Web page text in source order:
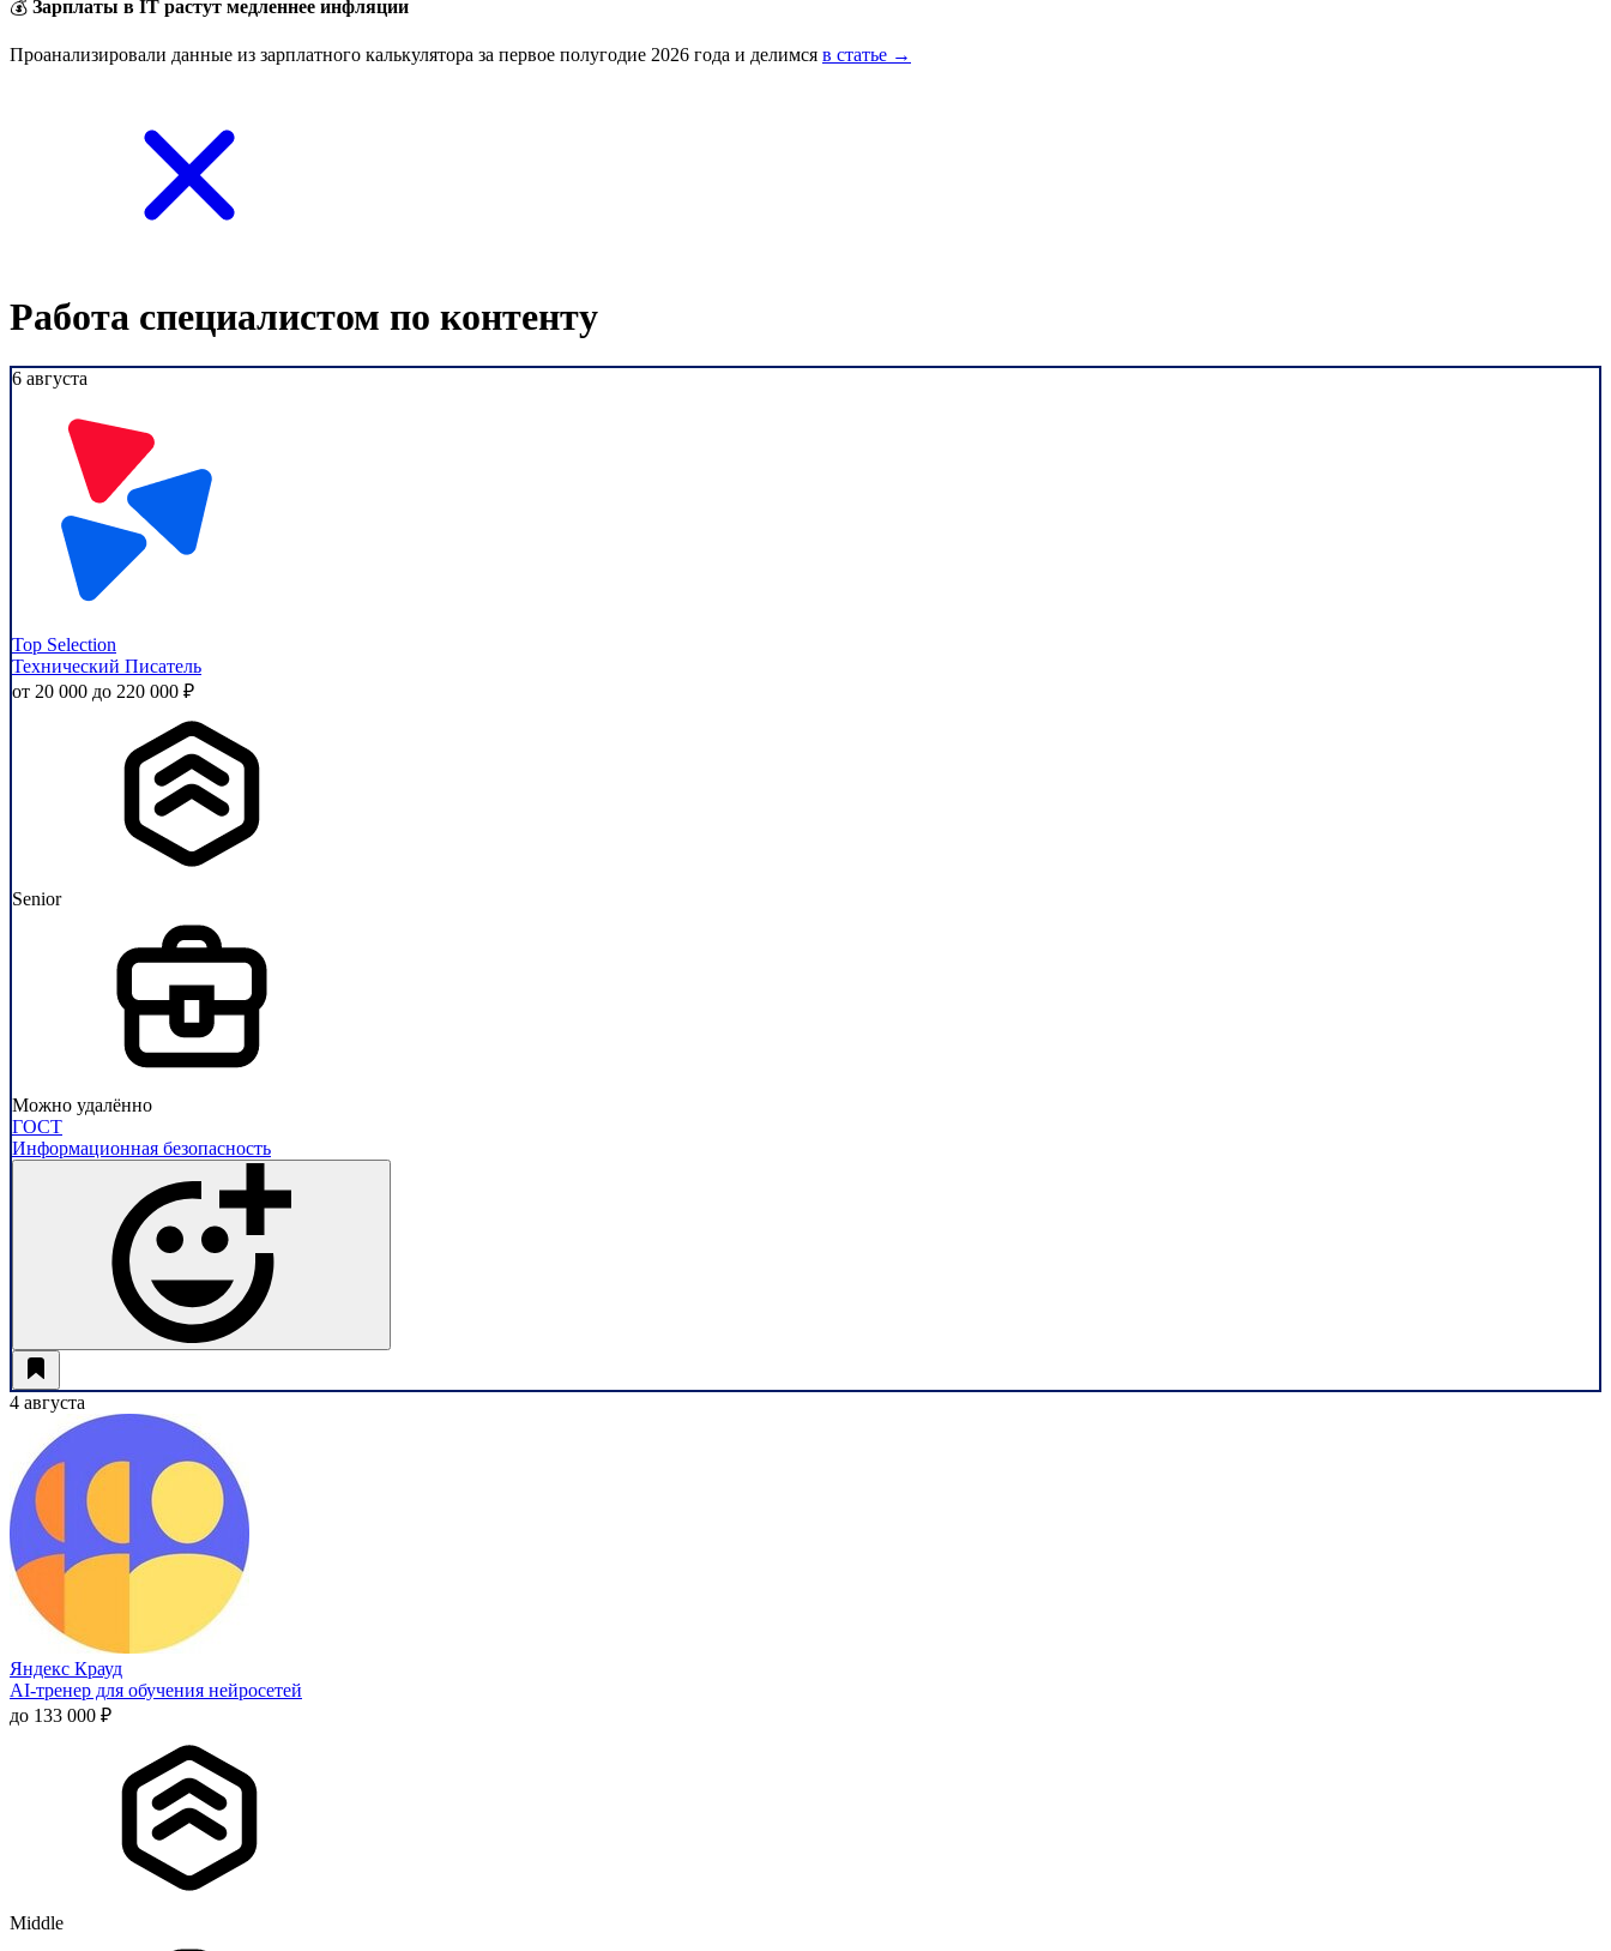
💰 Зарплаты в IT растут медленнее инфляции
Проанализировали данные из зарплатного калькулятора за первое полугодие 2026 года и делимся в статье →
Работа специалистом по контенту
6 августа
Top Selection
Технический Писатель
от 20 000 до 220 000 ₽
Senior
Можно удалённо
ГОСТ
Информационная безопасность
4 августа
Яндекс Крауд
AI-тренер для обучения нейросетей
до 133 000 ₽
Middle